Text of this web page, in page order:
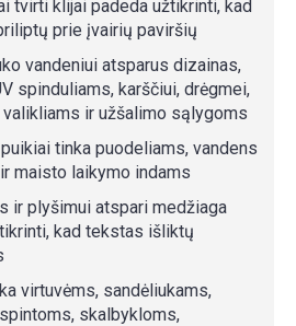
tvirti klijai padeda užtikrinti, kad
prie įvairių paviršių
vandeniui atsparus dizainas,
spinduliams, karščiui, drėgmei,
ir užšalimo sąlygoms
tinka puodeliams, vandens
maisto laikymo indams
ir plyšimui atspari medžiaga
kad tekstas išliktų
virtuvėms, sandėliukams,
skalbykloms,